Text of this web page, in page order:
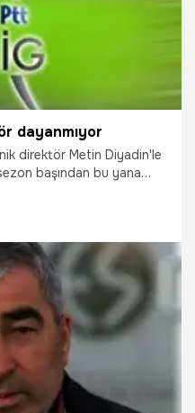
dayanmıyor
Metin Diyadin'le
başından bu yana